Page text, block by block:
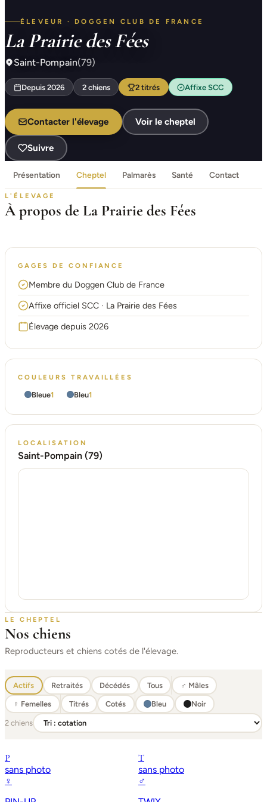
ÉLEVEUR · DOGGEN CLUB DE FRANCE
La Prairie des Fées
Saint-Pompain(79)
Depuis 2026 2 chiens 2 titrés Affixe SCC
Contacter l'élevage Voir le cheptel
Suivre
Présentation Cheptel Palmarès Santé Contact
L'ÉLEVAGE
À propos de La Prairie des Fées
GAGES DE CONFIANCE
Membre du Doggen Club de France
Affixe officiel SCC · La Prairie des Fées
Élevage depuis 2026
COULEURS TRAVAILLÉES
Bleue1 Bleu1
LOCALISATION
Saint-Pompain (79)
LE CHEPTEL
Nos chiens
Reproducteurs et chiens cotés de l'élevage.
Actifs Retraités Décédés Tous ♂ Mâles
♀ Femelles Titrés Cotés Bleu Noir
2 chiens
P
sans photo
♀
T
sans photo
♂